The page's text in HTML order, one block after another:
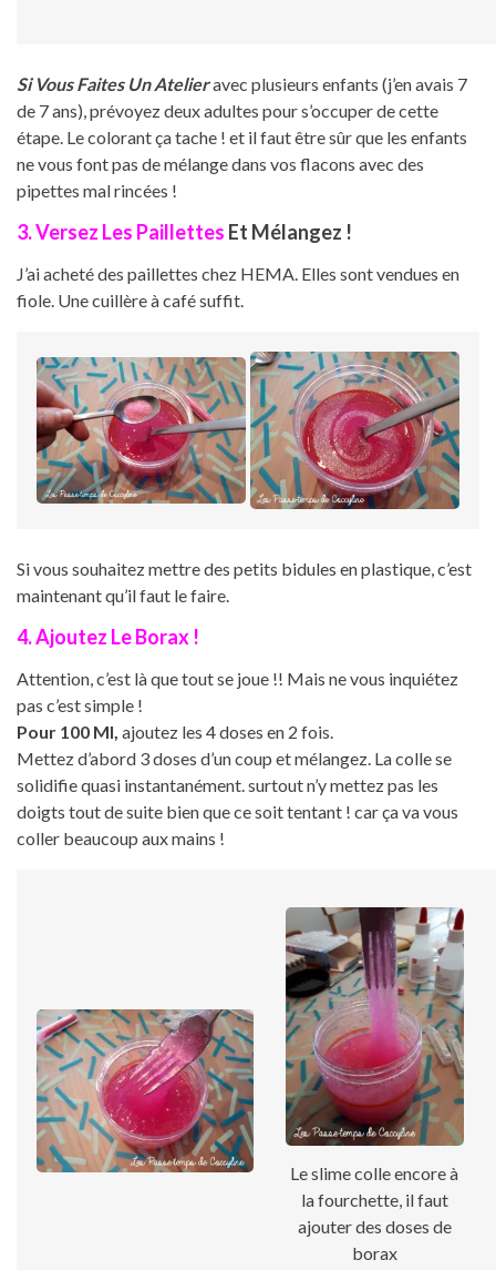
Si Vous Faites Un Atelieravec plusieurs enfants (j’en avais 7
de 7 ans), prévoyez deux adultes pour s’occuper de cette
étape. Le colorant ça tache ! et il faut être sûr que les enfants
ne vous font pas de mélange dans vos flacons avec des
pipettes mal rincées !
3. Versez Les Paillettes Et Mélangez !
J’ai acheté des paillettes chez HEMA. Elles sont vendues en
fiole. Une cuillère à café suffit.
Si vous souhaitez mettre des petits bidules en plastique, c’est
maintenant qu’il faut le faire.
4. Ajoutez Le Borax !
Attention, c’est là que tout se joue !! Mais ne vous inquiétez
pas c’est simple !
Pour 100 Ml, ajoutez les 4 doses en 2 fois.
Mettez d’abord 3 doses d’un coup et mélangez. La colle se
solidifie quasi instantanément. surtout n’y mettez pas les
doigts tout de suite bien que ce soit tentant ! car ça va vous
coller beaucoup aux mains !
Le slime colle encore à
la fourchette, il faut
ajouter des doses de
borax